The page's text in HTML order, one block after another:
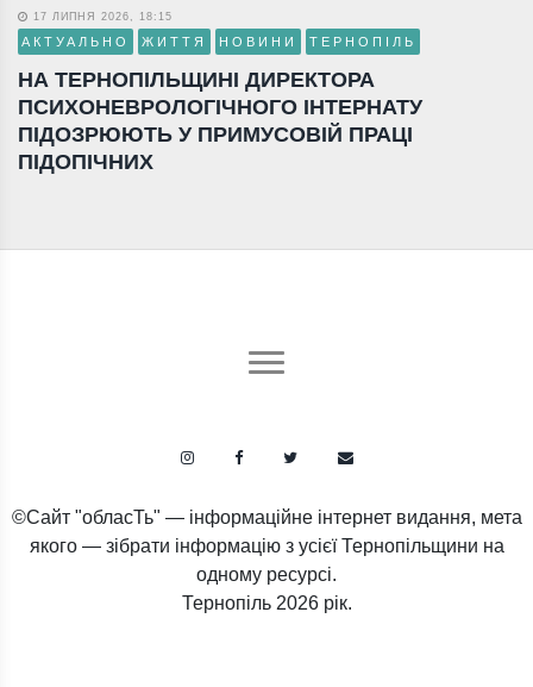
17 ЛИПНЯ 2026, 18:15
АКТУАЛЬНО ЖИТТЯ НОВИНИ ТЕРНОПІЛЬ
НА ТЕРНОПІЛЬЩИНІ ДИРЕКТОРА
ПСИХОНЕВРОЛОГІЧНОГО ІНТЕРНАТУ
ПІДОЗРЮЮТЬ У ПРИМУСОВІЙ ПРАЦІ
ПІДОПІЧНИХ
©Сайт "обласТь" — інформаційне інтернет видання, мета
якого — зібрати інформацію з усієї Тернопільщини на
одному ресурсі.
Тернопіль 2026 рік.